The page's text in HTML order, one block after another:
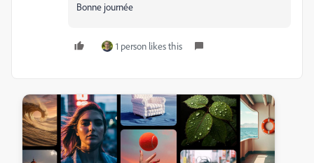
Bonne journée
1 person likes this